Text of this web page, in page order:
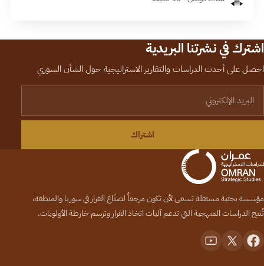
اشترك في نشرتنا البريدية
احصل على أحدث الدراسات والتقارير الاستراتيجية حول الشأن السوري
اشتراك
مؤسسة بحثية مستقلة تسعى لأن تكون مرجعاً لصنّاع القرار في سوريا والمنطقة،
تُنتج الدراسات المنهجية التي تدعم آليات اتخاذ القرار وترسم خارطة الأولويات.